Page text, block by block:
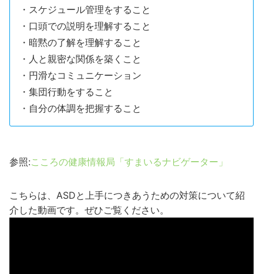
・スケジュール管理をすること
・口頭での説明を理解すること
・暗黙の了解を理解すること
・人と親密な関係を築くこと
・円滑なコミュニケーション
・集団行動をすること
・自分の体調を把握すること
参照:こころの健康情報局「すまいるナビゲーター」
こちらは、ASDと上手につきあうための対策について紹
介した動画です。ぜひご覧ください。